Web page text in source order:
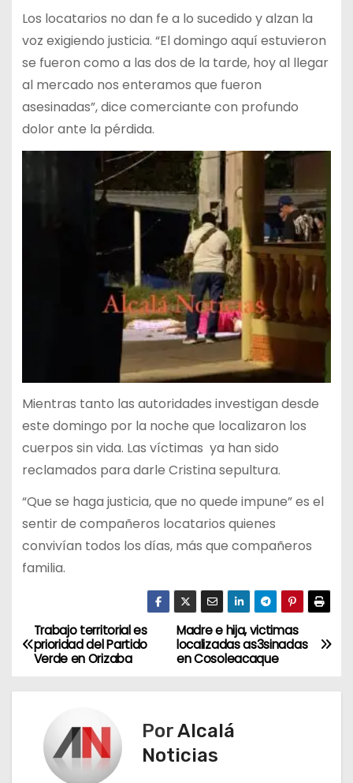
Los locatarios no dan fe a lo sucedido y alzan la
voz exigiendo justicia. “El domingo aquí estuvieron
se fueron como a las dos de la tarde, hoy al llegar
al mercado nos enteramos que fueron
asesinadas”, dice comerciante con profundo
dolor ante la pérdida.
Mientras tanto las autoridades investigan desde
este domingo por la noche que localizaron los
cuerpos sin vida. Las víctimas ya han sido
reclamados para darle Cristina sepultura.
“Que se haga justicia, que no quede impune” es el
sentir de compañeros locatarios quienes
convivían todos los días, más que compañeros
familia.
N
Madre e hija, victimas
localizadas as3sinadas
en Cosoleacaque
Trabajo territorial es
prioridad del Partido
Verde en Orizaba
PorAlcalá
Noticias